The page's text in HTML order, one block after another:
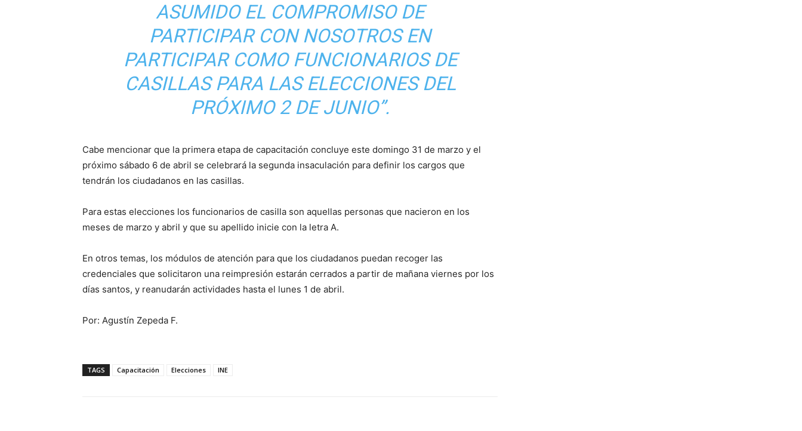
ASUMIDO EL COMPROMISO DE
PARTICIPAR CON NOSOTROS EN
PARTICIPAR COMO FUNCIONARIOS DE
CASILLAS PARA LAS ELECCIONES DEL
PRÓXIMO 2 DE JUNIO”.
Cabe mencionar que la primera etapa de capacitación concluye este domingo 31 de marzo y el
próximo sábado 6 de abril se celebrará la segunda insaculación para definir los cargos que
tendrán los ciudadanos en las casillas.
Para estas elecciones los funcionarios de casilla son aquellas personas que nacieron en los
meses de marzo y abril y que su apellido inicie con la letra A.
En otros temas, los módulos de atención para que los ciudadanos puedan recoger las
credenciales que solicitaron una reimpresión estarán cerrados a partir de mañana viernes por los
días santos, y reanudarán actividades hasta el lunes 1 de abril.
Por: Agustín Zepeda F.
TAGS Capacitación Elecciones INE